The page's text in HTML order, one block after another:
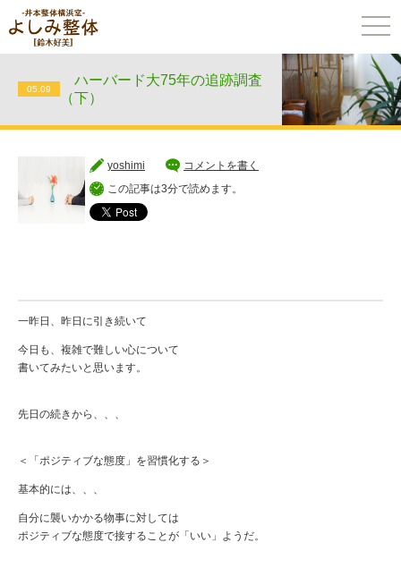
05.09
ハーバード大75年の追跡調査
（下）
yoshimi
コメントを書く
この記事は3分で読めます。
一昨日、昨日に引き続いて
今日も、複雑で難しい心について
書いてみたいと思います。
先日の続きから、、、
＜「ポジティブな態度」を習慣化する＞
基本的には、、、
自分に襲いかかる物事に対しては
ポジティブな態度で接することが「いい」ようだ。